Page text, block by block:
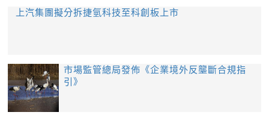
上汽集團擬分拆捷氫科技至科創板上市
市場監管總局發佈《企業境外反壟斷合規指
引》